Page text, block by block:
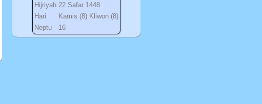
Hijriyah 22 Safar 1448
Hari
Kamis (8) Kliwon (8)
Neptu
16